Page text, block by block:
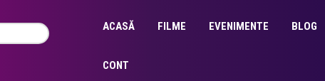
ACASĂ FILME EVENIMENTE BLOG
CONT